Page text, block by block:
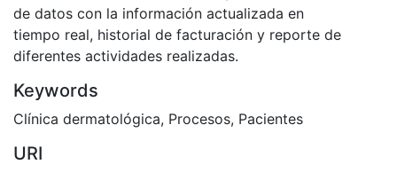
de datos con la información actualizada en
tiempo real, historial de facturación y reporte de
diferentes actividades realizadas.
Keywords
Clínica dermatológica, Procesos, Pacientes
URI